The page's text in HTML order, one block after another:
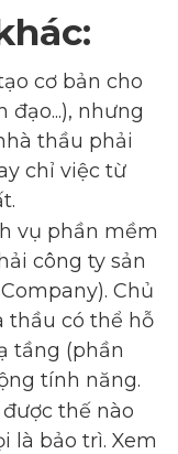
cơ bản cho
nhưng
thầu phải
chỉ việc từ
vụ phần mềm
công ty sản
Chủ
thầu có thể hỗ
tầng (phần
tính năng.
thế nào
là bảo trì. Xem